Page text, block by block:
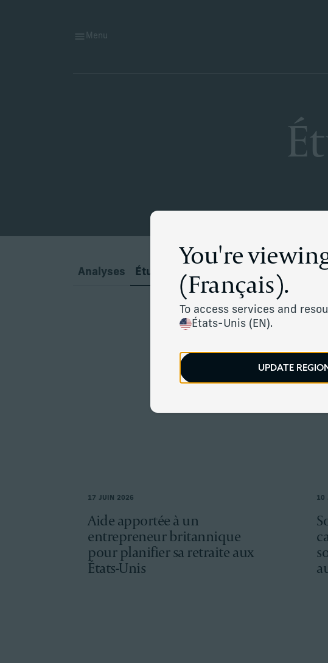
Menu
You're
(Français).
To access services and
États-Unis (EN).
UPDATE
Analyses Études de cas
17 JUIN 2026
Aide apportée à un
entrepreneur britannique
pour planifier sa retraite aux
États-Unis
10